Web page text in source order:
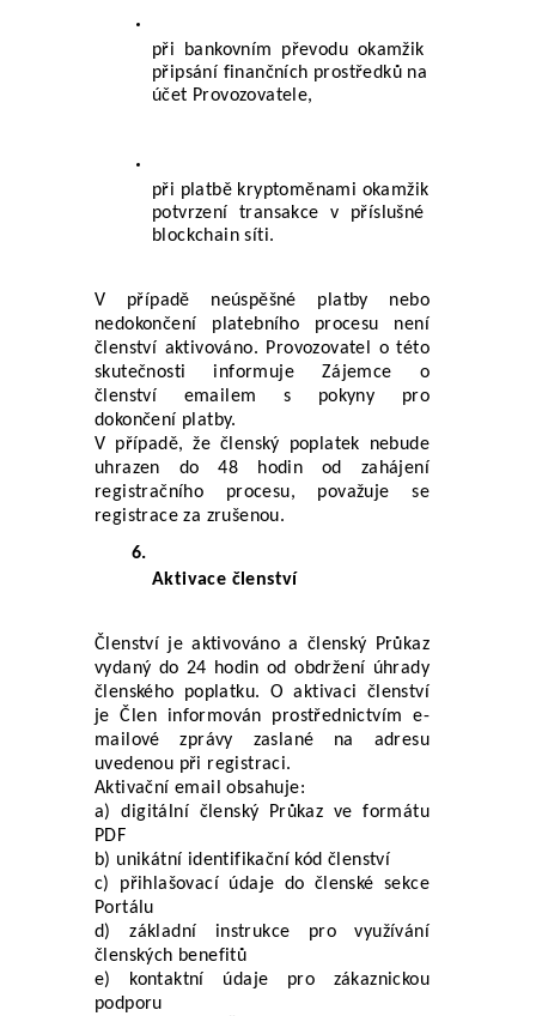
při bankovním převodu okamžik
připsání finančních prostředků na
účet Provozovatele,
při platbě kryptoměnami okamžik
potvrzení transakce v příslušné
blockchain síti.
V případě neúspěšné platby nebo
nedokončení platebního procesu není
členství aktivováno. Provozovatel o této
skutečnosti informuje Zájemce o
členství emailem s pokyny pro
dokončení platby.
V případě, že členský poplatek nebude
uhrazen do 48 hodin od zahájení
registračního procesu, považuje se
registrace za zrušenou.
Aktivace členství
Členství je aktivováno a členský Průkaz
vydaný do 24 hodin od obdržení úhrady
členského poplatku. O aktivaci členství
je Člen informován prostřednictvím e-
mailové zprávy zaslané na adresu
uvedenou při registraci.
Aktivační email obsahuje:
a) digitální členský Průkaz ve formátu
PDF
b) unikátní identifikační kód členství
c) přihlašovací údaje do členské sekce
Portálu
d) základní instrukce pro využívání
členských benefitů
e) kontaktní údaje pro zákaznickou
podporu